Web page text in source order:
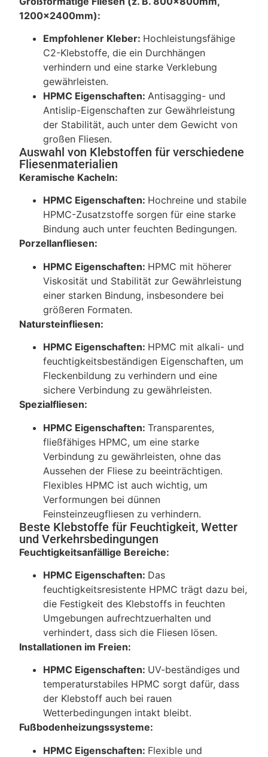
1200x2400mm):
Empfohlener Kleber: Hochleistungsfähige
C2-Klebstoffe, die ein Durchhängen
verhindern und eine starke Verklebung
gewährleisten.
HPMC Eigenschaften: Antisagging- und
Antislip-Eigenschaften zur Gewährleistung
der Stabilität, auch unter dem Gewicht von
großen Fliesen.
Auswahl von Klebstoffen für verschiedene
Fliesenmaterialien
Keramische Kacheln:
HPMC Eigenschaften: Hochreine und stabile
HPMC-Zusatzstoffe sorgen für eine starke
Bindung auch unter feuchten Bedingungen.
Porzellanfliesen:
HPMC Eigenschaften: HPMC mit höherer
Viskosität und Stabilität zur Gewährleistung
einer starken Bindung, insbesondere bei
größeren Formaten.
Natursteinfliesen:
HPMC Eigenschaften: HPMC mit alkali- und
feuchtigkeitsbeständigen Eigenschaften, um
Fleckenbildung zu verhindern und eine
sichere Verbindung zu gewährleisten.
Spezialfliesen:
HPMC Eigenschaften: Transparentes,
fließfähiges HPMC, um eine starke
Verbindung zu gewährleisten, ohne das
Aussehen der Fliese zu beeinträchtigen.
Flexibles HPMC ist auch wichtig, um
Verformungen bei dünnen
Feinsteinzeugfliesen zu verhindern.
Beste Klebstoffe für Feuchtigkeit, Wetter
und Verkehrsbedingungen
Feuchtigkeitsanfällige Bereiche:
HPMC Eigenschaften: Das
feuchtigkeitsresistente HPMC trägt dazu bei,
die Festigkeit des Klebstoffs in feuchten
Umgebungen aufrechtzuerhalten und
verhindert, dass sich die Fliesen lösen.
Installationen im Freien:
HPMC Eigenschaften: UV-beständiges und
temperaturstabiles HPMC sorgt dafür, dass
der Klebstoff auch bei rauen
Wetterbedingungen intakt bleibt.
Fußbodenheizungssysteme:
HPMC Eigenschaften: Flexible und